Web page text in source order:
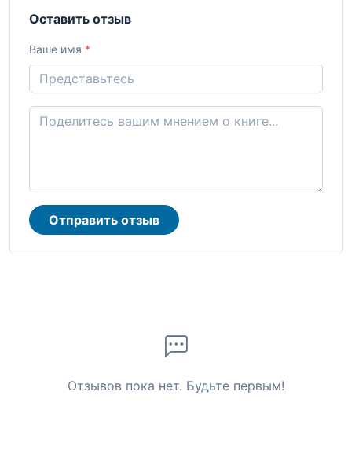
Оставить отзыв
Ваше имя *
Отправить отзыв
Отзывов пока нет. Будьте первым!